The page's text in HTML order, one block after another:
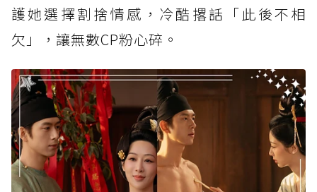
護她選擇割捨情感，冷酷撂話「此後不相
欠」，讓無數CP粉心碎。